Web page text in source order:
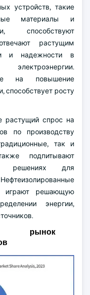
устройств, такие
материалы и
способствуют
растущим
и надежности в
на повышение
способствует росту
спрос на
по производству
так и
подпитывают
решениях для
играют решающую
энергии,
рынок